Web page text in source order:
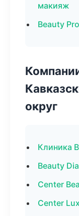
макияж
Beauty
округ
Клиника
Beauty
Center
Center